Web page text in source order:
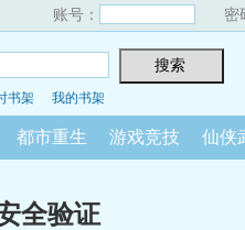
账号： 密
书架 我的书架
都市重生 游戏竞技 仙侠
全验证